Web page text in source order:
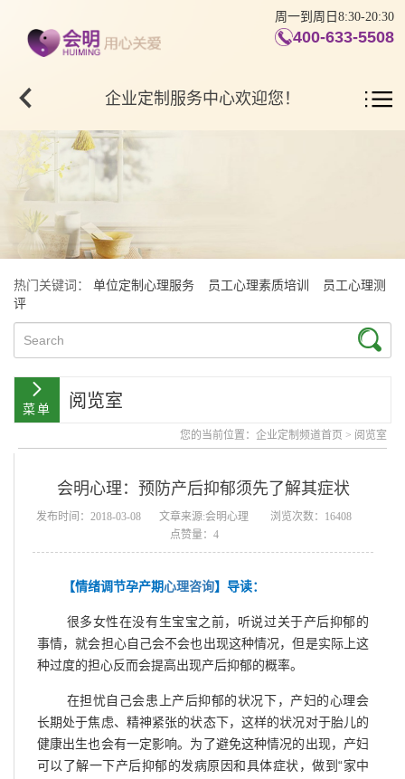
周一到周日8:30-20:30
400-633-5508
企业定制服务中心欢迎您！
热门关键词： 单位定制心理服务 员工心理素质培训
员工心理测
评
阅览室
您的当前位置： 企业定制频道首页 > 阅览室
会明心理：预防产后抑郁须先了解其症状
发布时间：2018-03-08 文章来源:会明心理
浏览次数：16408
点赞量：4
【情绪调节孕产期心理咨询】导读：
很多女性在没有生宝宝之前，听说过关于产后抑郁的
事情，就会担心自己会不会也出现这种情况，但是实际上这
种过度的担心反而会提高出现产后抑郁的概率。
在担忧自己会患上产后抑郁的状况下，产妇的心理会
长期处于焦虑、精神紧张的状态下，这样的状况对于胎儿的
健康出生也会有一定影响。为了避免这种情况的出现，产妇
可以了解一下产后抑郁的发病原因和具体症状，做到“家中